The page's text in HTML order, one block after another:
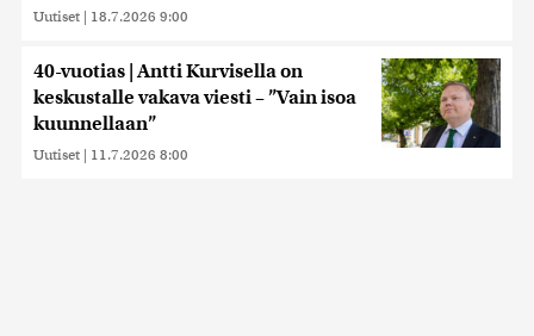
Uutiset | 18.7.2026 9:00
40-vuotias | Antti Kurvisella on
keskustalle vakava viesti – ”Vain isoa
kuunnellaan”
Uutiset | 11.7.2026 8:00